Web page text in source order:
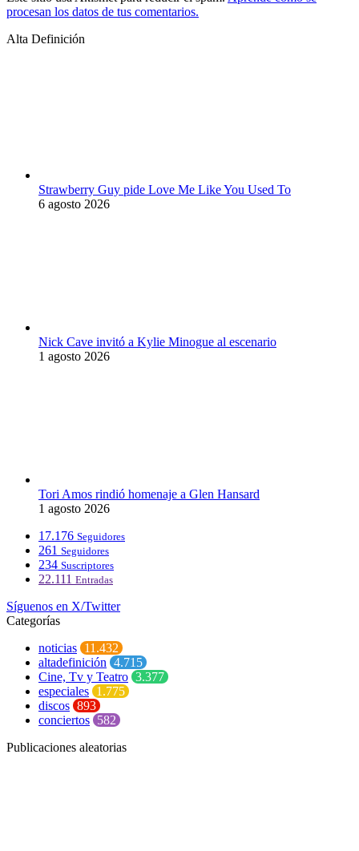
procesan los datos de tus comentarios.
Alta Definición
Strawberry Guy pide Love Me Like You Used To
6 agosto 2026
Nick Cave invitó a Kylie Minogue al escenario
1 agosto 2026
Tori Amos rindió homenaje a Glen Hansard
1 agosto 2026
17.176 Seguidores
261 Seguidores
234 Suscriptores
22.111 Entradas
Síguenos en X/Twitter
Categorías
noticias 11.432
altadefinición 4.715
Cine, Tv y Teatro 3.377
especiales 1.775
discos 893
conciertos 582
Publicaciones aleatorias